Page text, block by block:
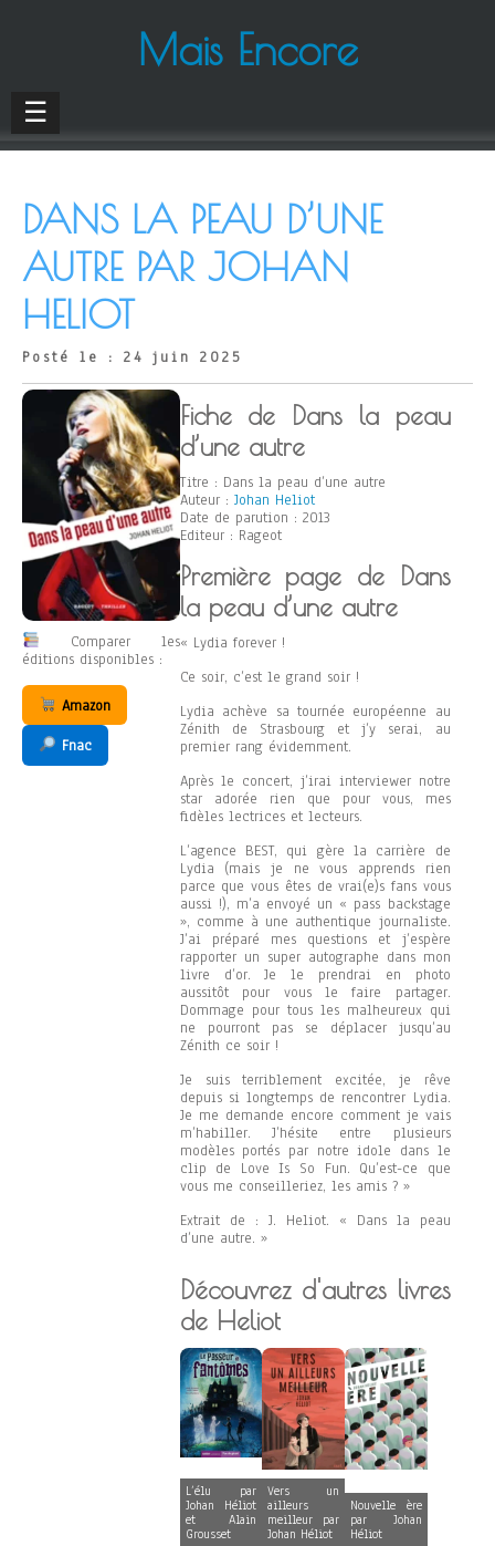
Mais Encore
☰
DANS LA PEAU D’UNE
AUTRE PAR JOHAN
HELIOT
Posté le : 24 juin 2025
Comparer les
éditions disponibles :
Amazon
Fnac
Fiche de Dans la peau
d’une autre
Titre : Dans la peau d’une autre
Auteur : Johan Heliot
Date de parution : 2013
Editeur : Rageot
Première page de Dans
la peau d’une autre
« Lydia forever !
Ce soir, c’est le grand soir !
Lydia achève sa tournée européenne au
Zénith de Strasbourg et j’y serai, au
premier rang évidemment.
Après le concert, j’irai interviewer notre
star adorée rien que pour vous, mes
fidèles lectrices et lecteurs.
L’agence BEST, qui gère la carrière de
Lydia (mais je ne vous apprends rien
parce que vous êtes de vrai(e)s fans vous
aussi !), m’a envoyé un « pass backstage
», comme à une authentique journaliste.
J’ai préparé mes questions et j’espère
rapporter un super autographe dans mon
livre d’or. Je le prendrai en photo
aussitôt pour vous le faire partager.
Dommage pour tous les malheureux qui
ne pourront pas se déplacer jusqu’au
Zénith ce soir !
Je suis terriblement excitée, je rêve
depuis si longtemps de rencontrer Lydia.
Je me demande encore comment je vais
m’habiller. J’hésite entre plusieurs
modèles portés par notre idole dans le
clip de Love Is So Fun. Qu’est-ce que
vous me conseilleriez, les amis ? »
Extrait de : J. Heliot. « Dans la peau
d’une autre. »
Découvrez d'autres livres
de Heliot
L’élu par
Johan Héliot
et Alain
Grousset
Vers un
ailleurs
meilleur par
Johan Héliot
Nouvelle ère
par Johan
Héliot